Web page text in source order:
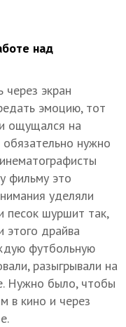
над
экран
эмоцию, тот
ощущался на
нужно
фильму это
уделяли
песок шуршит так,
драйва
футбольную
разыгрывали на
Нужно было, чтобы
в кино и через